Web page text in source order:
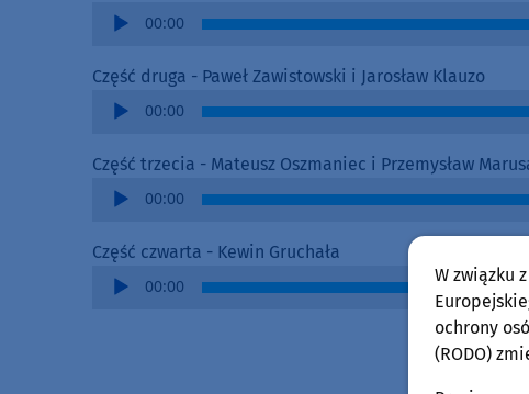
Audio
00:00
Część druga - Paweł Zawistowski i Jarosław Klauzo
Audio
00:00
Część trzecia - Mateusz Oszmaniec i Przemysław
Audio
00:00
Część czwarta - Kewin Gruchała
Audio
00:00
W związku
ochrony
(RODO)